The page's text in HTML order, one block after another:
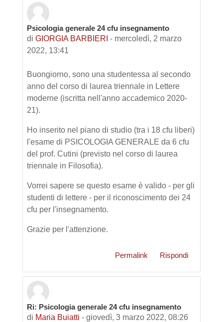
Psicologia generale 24 cfu insegnamento
di GIORGIA BARBIERI - mercoledì, 2 marzo
2022, 13:41
Numero di risposte: 1
Buongiorno, sono una studentessa al secondo
anno del corso di laurea triennale in Lettere
moderne (iscritta nell'anno accademico 2020-
21).
Ho inserito nel piano di studio (tra i 18 cfu liberi)
l'esame di PSICOLOGIA GENERALE da 6 cfu
del prof. Cutini (previsto nel corso di laurea
triennale in Filosofia).
Vorrei sapere se questo esame è valido - per gli
studenti di lettere - per il riconoscimento dei 24
cfu per l'insegnamento.
Grazie per l'attenzione.
Permalink Rispondi
Ri: Psicologia generale 24 cfu insegnamento
di Maria Buiatti - giovedì, 3 marzo 2022, 08:26